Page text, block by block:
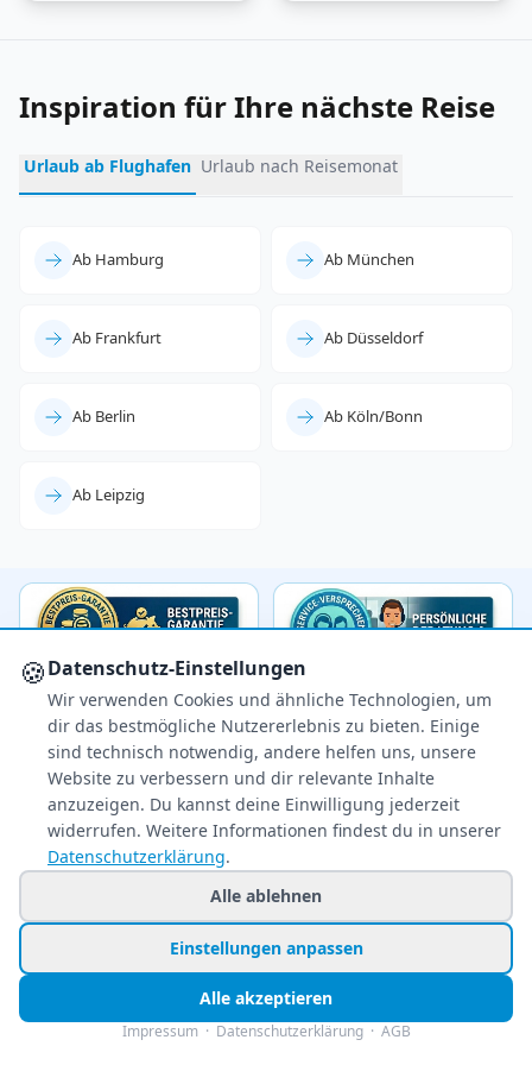
Inspiration für Ihre nächste Reise
Urlaub ab Flughafen Urlaub nach Reisemonat
Ab Hamburg Ab München
Ab Frankfurt Ab Düsseldorf
Ab Berlin Ab Köln/Bonn
Ab Leipzig
Ihr zuverlässiger Reisepreisvergleich – über 80
Veranstalter im Vergleich.
Mo–Fr 8–22 Uhr · Sa 9–22
🍪Datenschutz-Einstellungen
Wir verwenden Cookies und ähnliche Technologien, um
dir das bestmögliche Nutzererlebnis zu bieten. Einige
sind technisch notwendig, andere helfen uns, unsere
Website zu verbessern und dir relevante Inhalte
anzuzeigen. Du kannst deine Einwilligung jederzeit
widerrufen. Weitere Informationen findest du in unserer
Datenschutzerklärung.
Alle ablehnen
Einstellungen anpassen
Alle akzeptieren
Impressum· Datenschutzerklärung· AGB